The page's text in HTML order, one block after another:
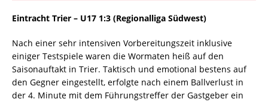
Eintracht Trier – U17 1:3 (Regionalliga Südwest)
Nach einer sehr intensiven Vorbereitungszeit inklusive
einiger Testspiele waren die Wormaten heiß auf den
Saisonauftakt in Trier. Taktisch und emotional bestens auf
den Gegner eingestellt, erfolgte nach einem Ballverlust in
der 4. Minute mit dem Führungstreffer der Gastgeber ein